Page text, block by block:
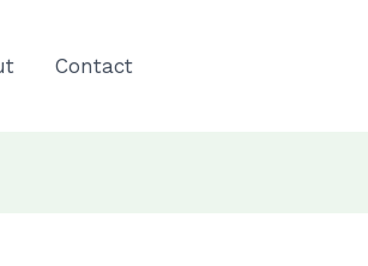
Contact